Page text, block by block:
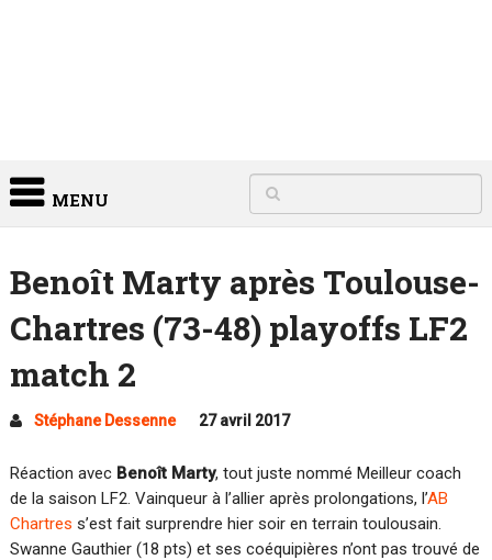
MENU
Benoît Marty après Toulouse-
Chartres (73-48) playoffs LF2
match 2
Stéphane Dessenne 27 avril 2017
Réaction avec Benoît Marty, tout juste nommé Meilleur coach
de la saison LF2. Vainqueur à l’allier après prolongations, l’AB
Chartres s’est fait surprendre hier soir en terrain toulousain.
Swanne Gauthier (18 pts) et ses coéquipières n’ont pas trouvé de